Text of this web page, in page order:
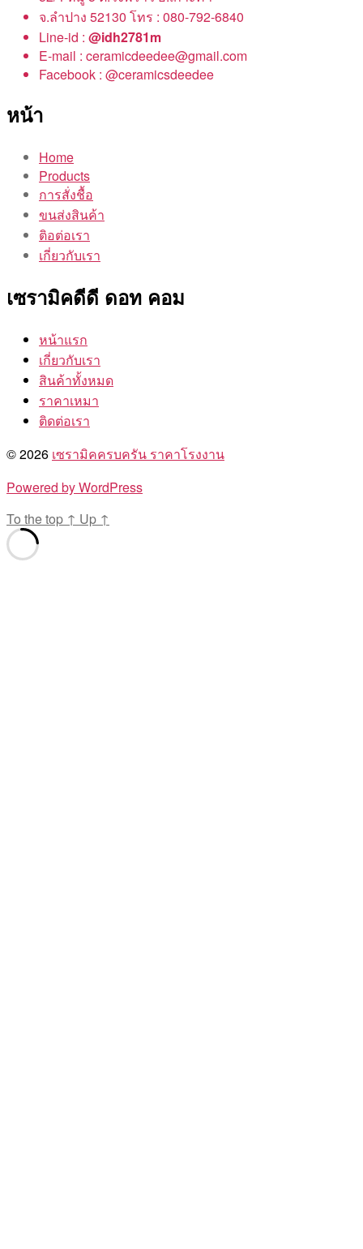
จ.ลำปาง 52130 โทร : 080-792-6840
Line-id : @idh2781m
E-mail : ceramicdeedee@gmail.com
Facebook : @ceramicsdeedee
หน้า
Home
Products
การสั่งชื้อ
ขนส่งสินค้า
ติอต่อเรา
เกี่ยวกับเรา
เซรามิคดีดี ดอท คอม
หน้าแรก
เกี่ยวกับเรา
สินค้าทั้งหมด
ราคาเหมา
ติดต่อเรา
© 2026 เซรามิคครบครัน ราคาโรงงาน
Powered by WordPress
To the top ↑ Up ↑